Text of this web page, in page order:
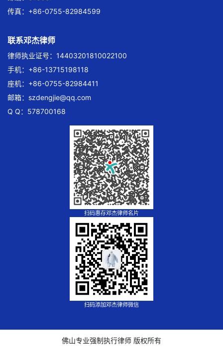
传真：+86-0755-82984599
联系邓杰律师
律师执业证号：14403201810022100
手机：+86-13715198118
座机：+86-0755-82984411
邮箱： szdengjie@qq.com
Q Q：578700168
扫码惠存邓杰律师名片
扫码添加邓杰律师微信
佛山专业强制执行律师 版权所有